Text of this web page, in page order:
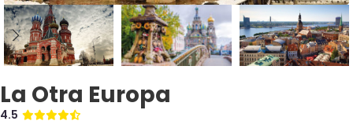
La Otra Europa
4.5